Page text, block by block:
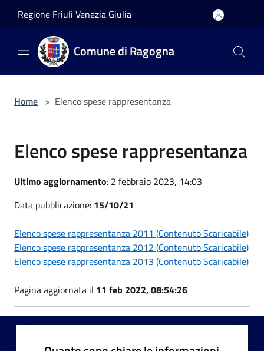
Regione Friuli Venezia Giulia
Comune di Ragogna
Home > Elenco spese rappresentanza
Elenco spese rappresentanza
Ultimo aggiornamento: 2 febbraio 2023, 14:03
Data pubblicazione: 15/10/21
Elenco spese rappresentanza 2011 (Contenuto Scaricabile)
Elenco spese rappresentanza 2012 (Contenuto Scaricabile)
Elenco spese rappresentanza 2013 (Contenuto Scaricabile)
Pagina aggiornata il 11 feb 2022, 08:54:26